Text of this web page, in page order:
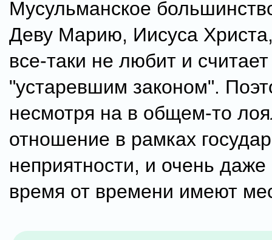
Мусульманское
Деву Марию, Иисуса
все-таки не любит и
"устаревшим законом".
несмотря на в общем-то
отношение в рамках
неприятности, и очень
время от времени имеют